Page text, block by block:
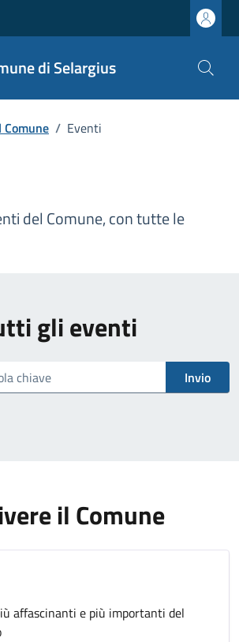
di Selargius
/ Eventi
del Comune, con tutte le
gli eventi
Invio
il Comune
affascinanti e più importanti del